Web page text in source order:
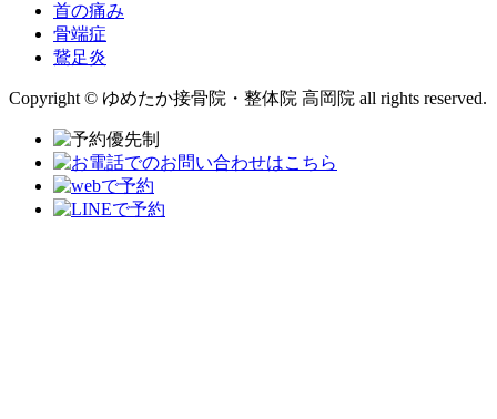
首の痛み
骨端症
鵞足炎
Copyright © ゆめたか接骨院・整体院 高岡院 all rights reserved.